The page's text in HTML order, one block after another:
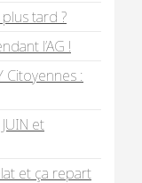
tard ?
l’AG !
Citoyennes :
et
et ça repart